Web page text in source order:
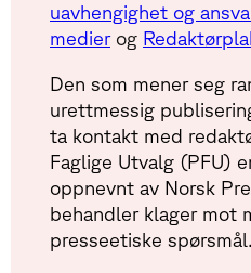
uavhengighet og
medierog
Den som mener seg
urettmessig
ta kontakt med
Faglige Utvalg (PFU)
oppnevnt av Norsk
behandler klager mot
presseetiske spørsmål.